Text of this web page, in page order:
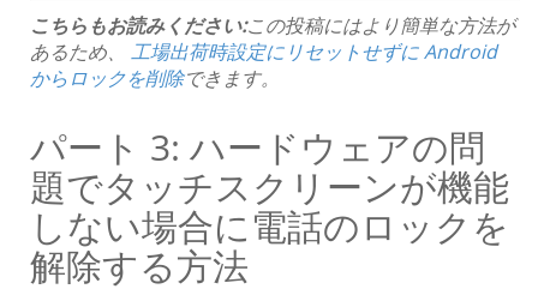
こちらもお読みください:この投稿にはより簡単な方法が
あるため、 工場出荷時設定にリセットせずに Android
からロックを削除できます。
パート 3: ハードウェアの問
題でタッチスクリーンが機能
しない場合に電話のロックを
解除する方法